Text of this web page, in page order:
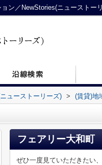
ン／NewStories(ニューストー
ューストーリーズ) > (賃貸)地
フェアリー大和町
ぜひ一度見ていただきたい